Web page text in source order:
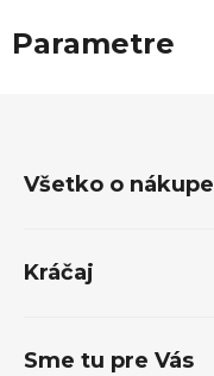
Parametre
Všetko o nákupe
Kráčaj
Sme tu pre Vás